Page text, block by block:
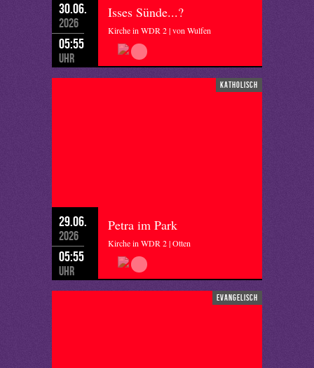
30.06.
2026
05:55
Uhr
Isses Sünde...?
Kirche in WDR 2 | von Wulfen
katholisch
29.06.
2026
05:55
Uhr
Petra im Park
Kirche in WDR 2 | Otten
evangelisch